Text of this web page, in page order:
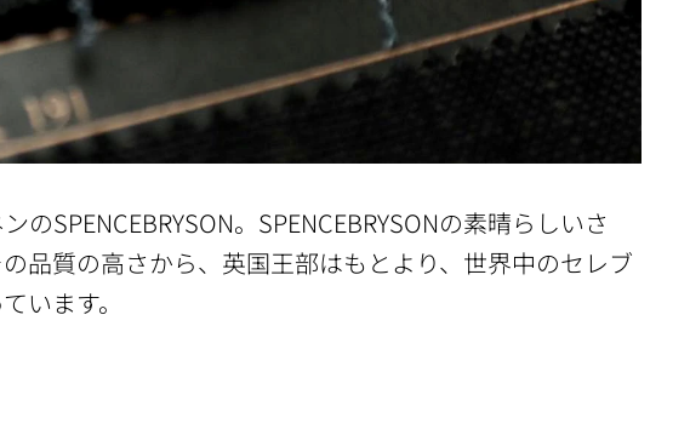
SPENCEBRYSON。SPENCEBRYSONの素晴らしいさ
品質の高さから、英国王部はもとより、世界中のセレブ
います。